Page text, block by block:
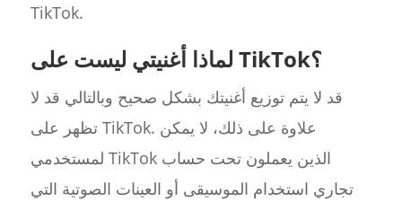
TikTok.
لماذا أغنيتي ليست على TikTok؟
قد لا يتم توزيع أغنيتك بشكل صحيح وبالتالي قد لا
تظهر على TikTok. علاوة على ذلك، لا يمكن
لمستخدمي TikTok الذين يعملون تحت حساب
تجاري استخدام الموسيقى أو العينات الصوتية التي